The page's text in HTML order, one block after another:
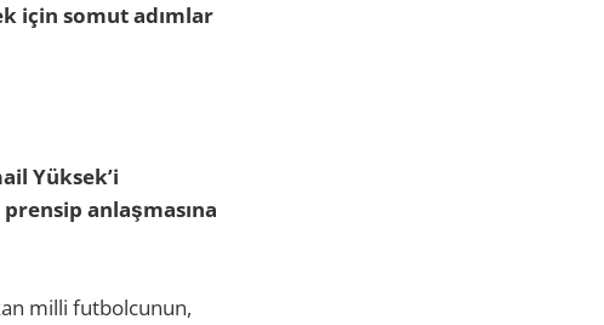
için somut adımlar
Yüksek’i
prensip anlaşmasına
milli futbolcunun,